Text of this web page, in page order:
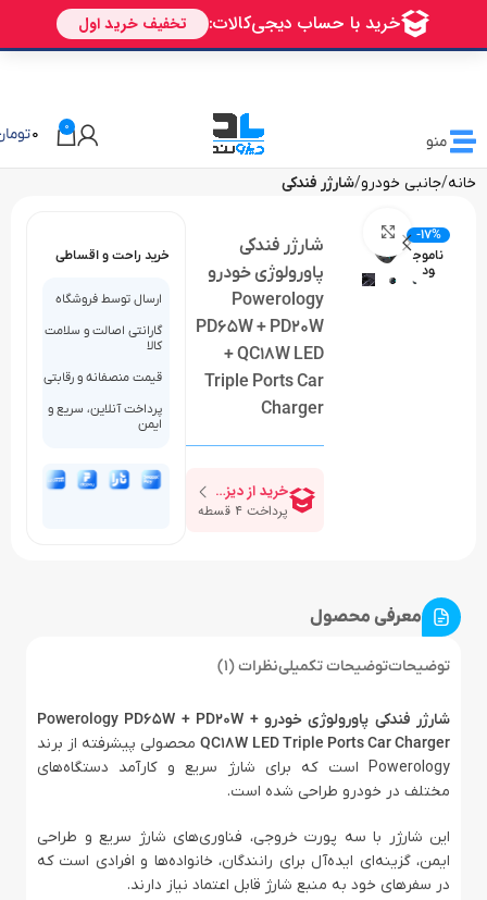
منو
0
0
خانه جانبی خودرو شارژر فندکی
-17%
ناموج
ود
شارژر فندکی
پاورولوژی خودرو
Powerology
PD65W + PD20W
+ QC18W LED
Triple Ports Car
Charger
خرید راحت و اقساطی
ارسال توسط فروشگاه
گارانتی اصالت و سلامت
کالا
قیمت منصفانه و رقابتی
پرداخت آنلاین، سریع و
ایمن
معرفی محصول
توضیحاتتوضیحات تکمیلینظرات (1)
شارژر فندکی پاورولوژی خودرو Powerology PD65W + PD20W +
QC18W LED Triple Ports Car Chargerمحصولی پیشرفته از برند
Powerology است که برای شارژ سریع و کارآمد دستگاه‌های
مختلف در خودرو طراحی شده است.
این شارژر با سه پورت خروجی، فناوری‌های شارژ سریع و طراحی
ایمن، گزینه‌ای ایده‌آل برای رانندگان، خانواده‌ها و افرادی است که
در سفرهای خود به منبع شارژ قابل اعتماد نیاز دارند.
🎁 تخفیف ویژه دیزولند برای اولین خرید شما AVALIN